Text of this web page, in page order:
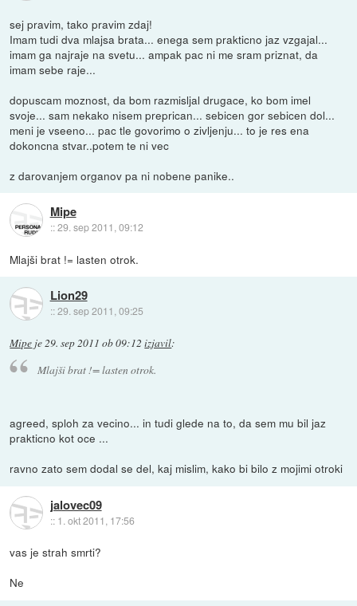
sej pravim, tako pravim zdaj!
Imam tudi dva mlajsa brata... enega sem prakticno jaz vzgajal...
imam ga najraje na svetu... ampak pac ni me sram priznat, da
imam sebe raje...
dopuscam moznost, da bom razmisljal drugace, ko bom imel
svoje... sam nekako nisem preprican... sebicen gor sebicen dol...
meni je vseeno... pac tle govorimo o zivljenju... to je res ena
dokoncna stvar..potem te ni vec
z darovanjem organov pa ni nobene panike..
Mipe
::29. sep 2011, 09:12
Mlajši brat != lasten otrok.
Lion29
::29. sep 2011, 09:25
Mipe je29. sep 2011 ob 09:12 izjavil:
Mlajši brat != lasten otrok.
agreed, sploh za vecino... in tudi glede na to, da sem mu bil jaz
prakticno kot oce ...
ravno zato sem dodal se del, kaj mislim, kako bi bilo z mojimi otroki
jalovec09
:: 1. okt 2011, 17:56
vas je strah smrti?
Ne